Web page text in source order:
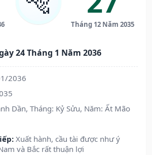
Tháng 12 Năm 2035
24 Tháng 1 Năm 2036
2036
Dần, Tháng: Kỷ Sửu, Năm: Ất Mão
Xuất hành, cầu tài được như ý
và Bắc rất thuận lợi